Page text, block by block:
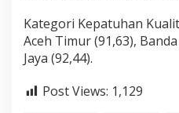
Kategori Kepatuhan
Aceh Timur (91,63),
Jaya (92,44).
Post Views: 1,129